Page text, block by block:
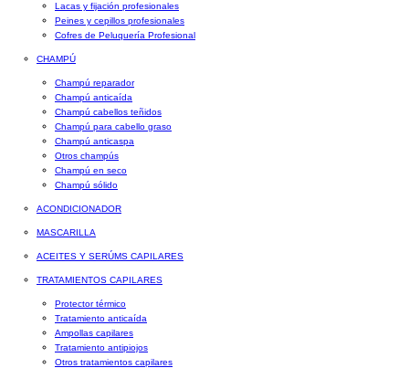
Lacas y fijación profesionales
Peines y cepillos profesionales
Cofres de Peluquería Profesional
CHAMPÚ
Champú reparador
Champú anticaída
Champú cabellos teñidos
Champú para cabello graso
Champú anticaspa
Otros champús
Champú en seco
Champú sólido
ACONDICIONADOR
MASCARILLA
ACEITES Y SERÚMS CAPILARES
TRATAMIENTOS CAPILARES
Protector térmico
Tratamiento anticaída
Ampollas capilares
Tratamiento antipiojos
Otros tratamientos capilares